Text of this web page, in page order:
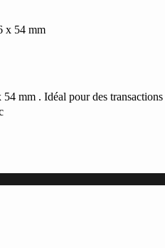
x 54 mm
mm . Idéal pour des